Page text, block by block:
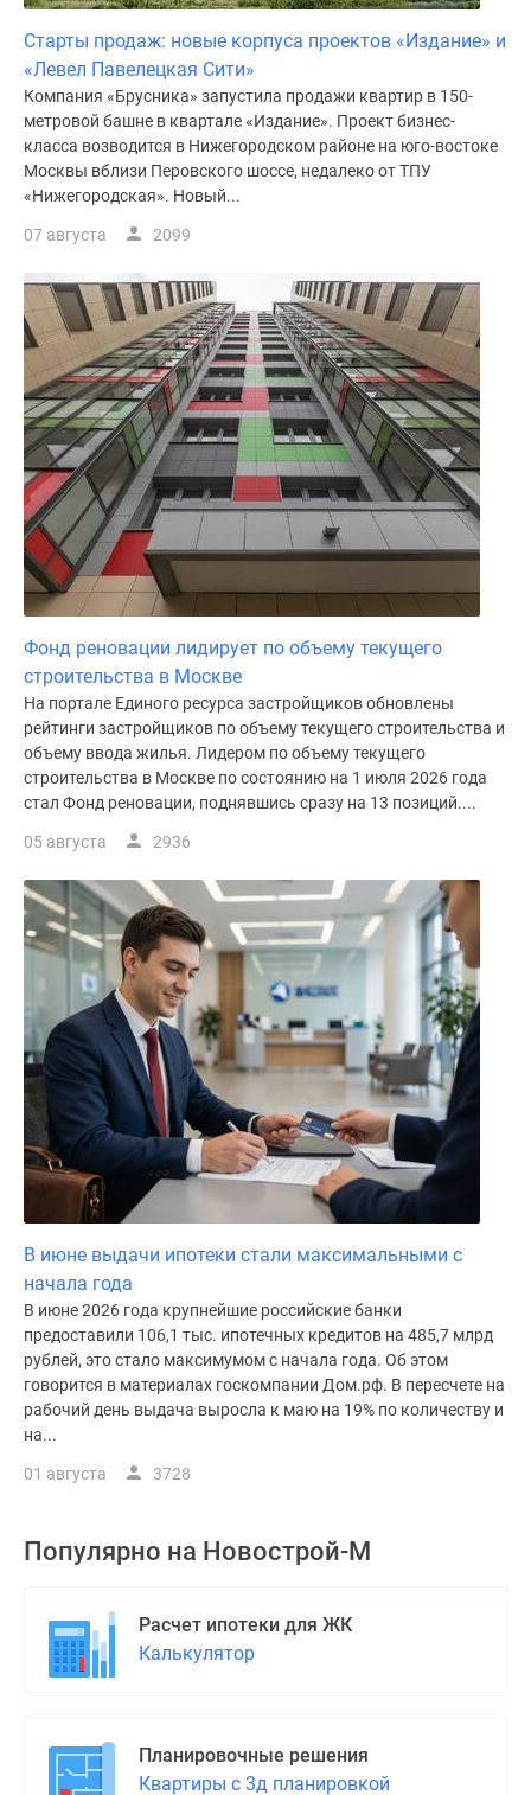
Старты продаж: новые корпуса проектов «Издание» и
«Левел Павелецкая Сити»
Компания «Брусника» запустила продажи квартир в 150-
метровой башне в квартале «Издание». Проект бизнес-
класса возводится в Нижегородском районе на юго-востоке
Москвы вблизи Перовского шоссе, недалеко от ТПУ
«Нижегородская». Новый...
07 августа 2099
Фонд реновации лидирует по объему текущего
строительства в Москве
На портале Единого ресурса застройщиков обновлены
рейтинги застройщиков по объему текущего строительства и
объему ввода жилья. Лидером по объему текущего
строительства в Москве по состоянию на 1 июля 2026 года
стал Фонд реновации, поднявшись сразу на 13 позиций....
05 августа 2936
В июне выдачи ипотеки стали максимальными с
начала года
В июне 2026 года крупнейшие российские банки
предоставили 106,1 тыс. ипотечных кредитов на 485,7 млрд
рублей, это стало максимумом с начала года. Об этом
говорится в материалах госкомпании Дом.рф. В пересчете на
рабочий день выдача выросла к маю на 19% по количеству и
на...
01 августа 3728
Популярно на Новострой-М
Расчет ипотеки для ЖК
Калькулятор
Планировочные решения
Квартиры с 3д планировкой